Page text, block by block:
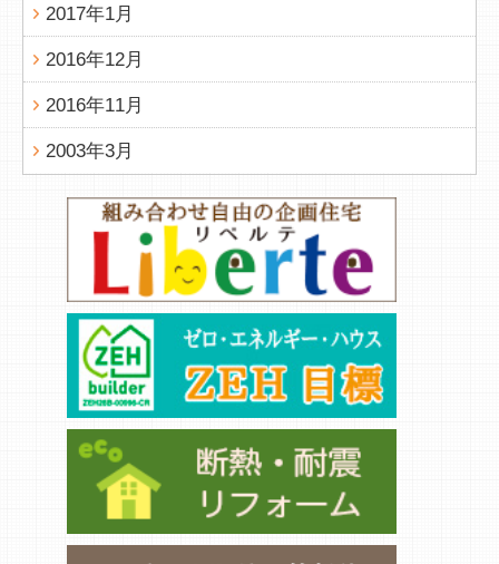
2017年1月
2016年12月
2016年11月
2003年3月